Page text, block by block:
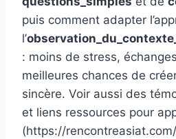
puis comment adapter
l’
: moins de stress,
meilleures chances de
sincère. Voir aussi des
et liens ressources pour
(https://